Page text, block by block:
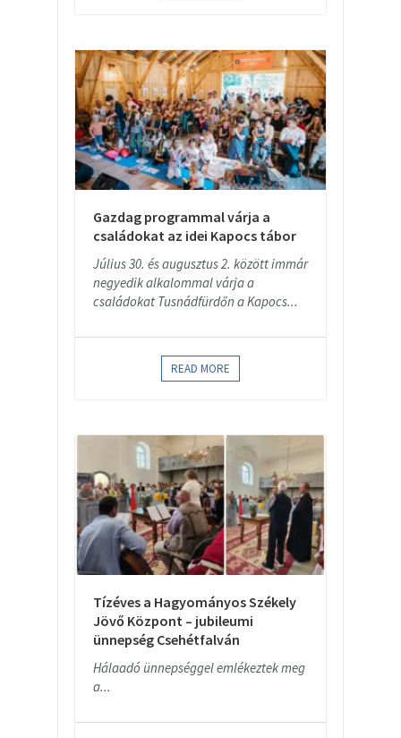
Gazdag programmal várja a
családokat az idei Kapocs tábor
Július 30. és augusztus 2. között immár
negyedik alkalommal várja a
családokat Tusnádfürdőn a Kapocs...
READ MORE
Tízéves a Hagyományos Székely
Jövő Központ – jubileumi
ünnepség Csehétfalván
Hálaadó ünnepséggel emlékeztek meg
a...